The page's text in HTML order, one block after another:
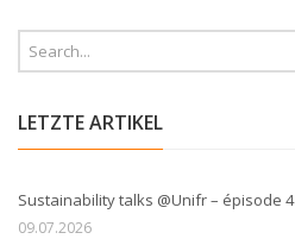
LETZTE ARTIKEL
Sustainability talks @Unifr – épisode 4
09.07.2026